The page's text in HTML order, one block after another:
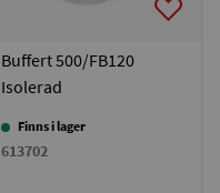
Buffert 500/FB120
Isolerad
Finns i lager
613702